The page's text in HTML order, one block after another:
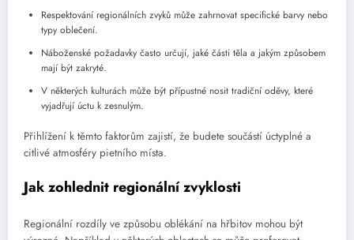
Respektování regionálních zvyků může zahrnovat specifické barvy nebo
typy oblečení.
Náboženské požadavky často určují, jaké části těla a jakým způsobem
mají být zakryté.
V některých kulturách může být přípustné nosit tradiční oděvy, které
vyjadřují úctu k zesnulým.
Přihlížení k těmto faktorům zajistí, že budete součástí úctyplné a
citlivé atmosféry pietního místa.
Jak zohlednit regionální zvyklosti
Regionální rozdíly ve způsobu oblékání na hřbitov mohou být